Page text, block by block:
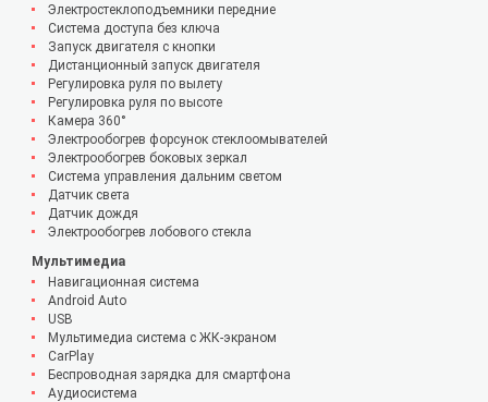
Электростеклоподъемники передние
Система доступа без ключа
Запуск двигателя с кнопки
Дистанционный запуск двигателя
Регулировка руля по вылету
Регулировка руля по высоте
Камера 360°
Электрообогрев форсунок стеклоомывателей
Электрообогрев боковых зеркал
Система управления дальним светом
Датчик света
Датчик дождя
Электрообогрев лобового стекла
Мультимедиа
Навигационная система
Android Auto
USB
Мультимедиа система с ЖК-экраном
CarPlay
Беспроводная зарядка для смартфона
Аудиосистема